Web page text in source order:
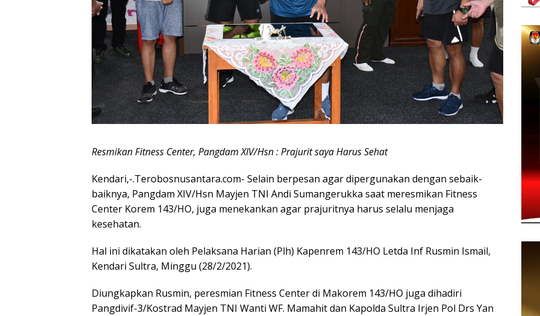
Resmikan Fitness Center, Pangdam XIV/Hsn : Prajurit saya Harus Sehat
Kendari,-.Terobosnusantara.com- Selain berpesan agar dipergunakan dengan sebaik-
baiknya, Pangdam XIV/Hsn Mayjen TNI Andi Sumangerukka saat meresmikan Fitness
Center Korem 143/HO, juga menekankan agar prajuritnya harus selalu menjaga
kesehatan.
Hal ini dikatakan oleh Pelaksana Harian (Plh) Kapenrem 143/HO Letda Inf Rusmin Ismail,
Kendari Sultra, Minggu (28/2/2021).
Diungkapkan Rusmin, peresmian Fitness Center di Makorem 143/HO juga dihadiri
Pangdivif-3/Kostrad Mayjen TNI Wanti WF. Mamahit dan Kapolda Sultra Irjen Pol Drs Yan